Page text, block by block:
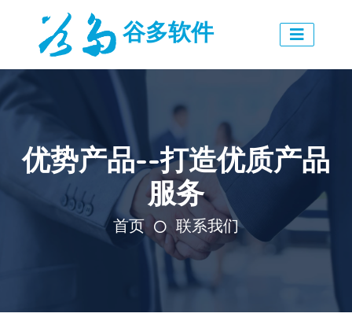
谷多软件
优势产品--打造优质产品
服务
首页 联系我们